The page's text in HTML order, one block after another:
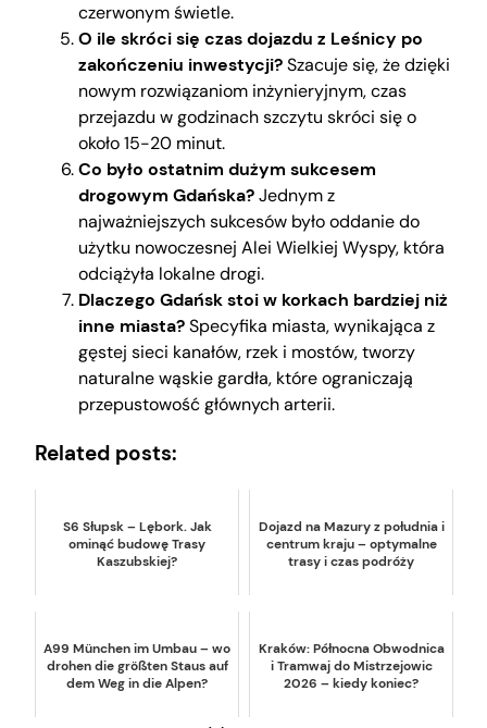
czerwonym świetle.
O ile skróci się czas dojazdu z Leśnicy po
zakończeniu inwestycji?Szacuje się, że dzięki
nowym rozwiązaniom inżynieryjnym, czas
przejazdu w godzinach szczytu skróci się o
około 15-20 minut.
Co było ostatnim dużym sukcesem
drogowym Gdańska?Jednym z
najważniejszych sukcesów było oddanie do
użytku nowoczesnej Alei Wielkiej Wyspy, która
odciążyła lokalne drogi.
Dlaczego Gdańsk stoi w korkach bardziej niż
inne miasta?Specyfika miasta, wynikająca z
gęstej sieci kanałów, rzek i mostów, tworzy
naturalne wąskie gardła, które ograniczają
przepustowość głównych arterii.
Related posts:
S6 Słupsk – Lębork. Jak
ominąć budowę Trasy
Kaszubskiej?
Dojazd na Mazury z południa i
centrum kraju – optymalne
trasy i czas podróży
A99 München im Umbau – wo
drohen die größten Staus auf
dem Weg in die Alpen?
Kraków: Północna Obwodnica
i Tramwaj do Mistrzejowic
2026 – kiedy koniec?